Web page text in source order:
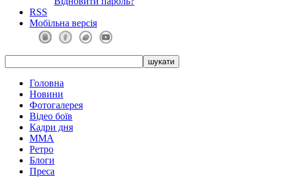
RSS
Мобільна версія
Головна
Новини
Фотогалерея
Відео боїв
Кадри дня
ММА
Ретро
Блоги
Преса